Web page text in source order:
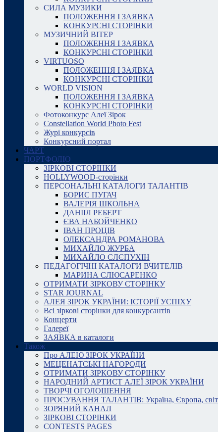
СИЛА МУЗИКИ
ПОЛОЖЕННЯ І ЗАЯВКА
КОНКУРСНІ СТОРІНКИ
МУЗИЧНИЙ ВІТЕР
ПОЛОЖЕННЯ І ЗАЯВКА
КОНКУРСНІ СТОРІНКИ
VIRTUOSO
ПОЛОЖЕННЯ І ЗАЯВКА
КОНКУРСНІ СТОРІНКИ
WORLD VISION
ПОЛОЖЕННЯ І ЗАЯВКА
КОНКУРСНІ СТОРІНКИ
Фотоконкурс Алеї Зірок
Constellation World Photo Fest
Журі конкурсів
Конкурсний портал
ЧАРТ
ПОРТФОЛІО
ЗІРКОВІ СТОРІНКИ
HOLLYWOOD-сторінки
ПЕРСОНАЛЬНІ КАТАЛОГИ ТАЛАНТІВ
БОРИС ПУГАЧ
ВАЛЕРІЯ ШКОЛЬНА
ДАНІІЛ РЕБЕРТ
ЄВА НАБОЙЧЕНКО
ІВАН ПРОЦІВ
ОЛЕКСАНДРА РОМАНОВА
МИХАЙЛО ЖУРБА
МИХАЙЛО СЛЄПУХІН
ПЕДАГОГІЧНІ КАТАЛОГИ ВЧИТЕЛІВ
МАРИНА СЛЮСАРЕНКО
ОТРИМАТИ ЗІРКОВУ СТОРІНКУ
STAR JOURNAL
АЛЕЯ ЗІРОК УКРАЇНИ: ІСТОРІЇ УСПІХУ
Всі зіркові сторінки для конкурсантів
Концерти
Галереї
ЗАЯВКА в каталоги
Також
Про АЛЕЮ ЗІРОК УКРАЇНИ
МЕЦЕНАТСЬКІ НАГОРОДИ
ОТРИМАТИ ЗІРКОВУ СТОРІНКУ
НАРОДНИЙ АРТИСТ АЛЕЇ ЗІРОК УКРАЇНИ
ТВОРЧІ ОГОЛОШЕННЯ
ПРОСУВАННЯ ТАЛАНТІВ: Україна, Європа, світ
ЗОРЯНИЙ КАНАЛ
ЗІРКОВІ СТОРІНКИ
CONTESTS PAGES